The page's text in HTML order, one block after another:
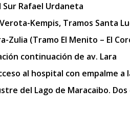
Rafael Urdaneta
Kempis, Tramos Santa
Zulia (Tramo El Menito – El
continuación de av. Lara
al hospital con empalme a
del Lago de Maracaibo.